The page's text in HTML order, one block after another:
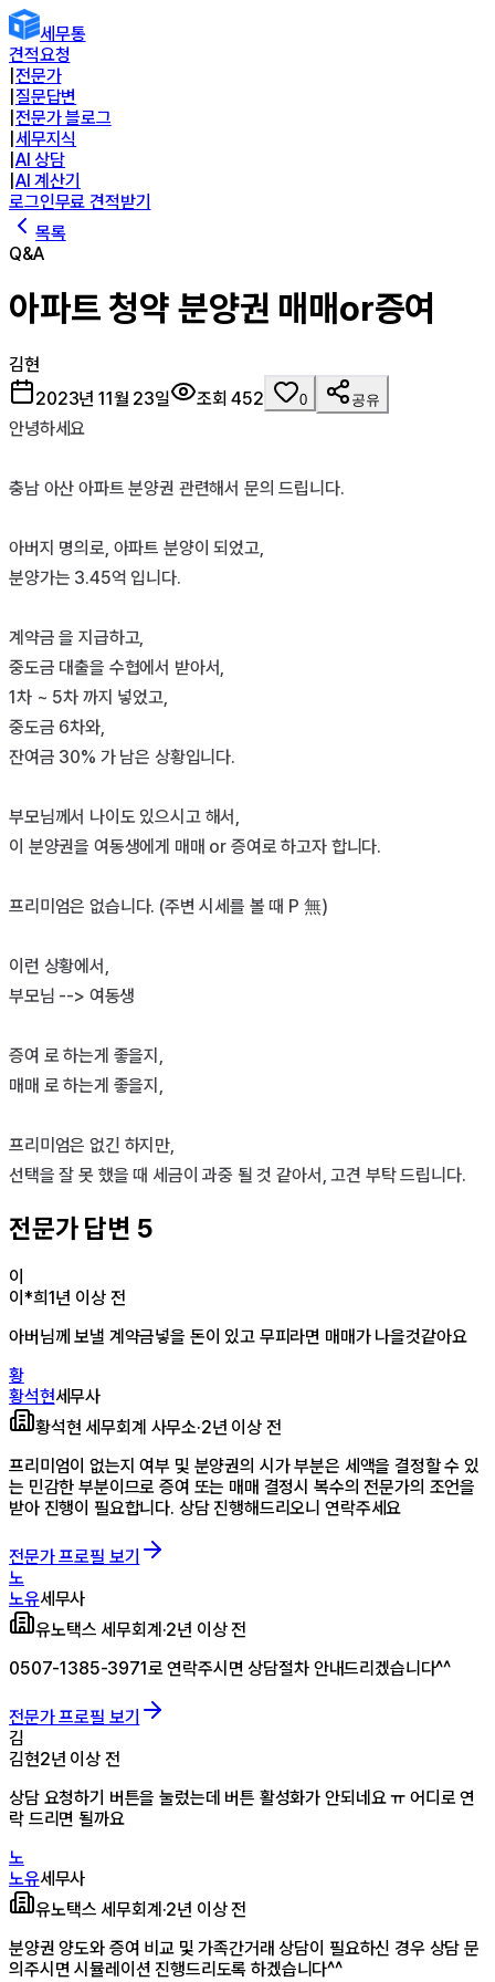
세무통
견적요청
전문가
질문답변
전문가 블로그
세무지식
AI 상담
AI 계산기
로그인무료 견적받기
목록
Q&A
아파트 청약 분양권 매매or증여
김현
2023년 11월 23일
조회452 0 공유
안녕하세요
충남 아산 아파트 분양권 관련해서 문의 드립니다.
아버지 명의로, 아파트 분양이 되었고,
분양가는 3.45억 입니다.
계약금 을 지급하고,
중도금 대출을 수협에서 받아서,
1차 ~ 5차 까지 넣었고,
중도금 6차와,
잔여금 30% 가 남은 상황입니다.
부모님께서 나이도 있으시고 해서,
이 분양권을 여동생에게 매매 or 증여로 하고자 합니다.
프리미엄은 없습니다. (주변 시세를 볼 때 P 無)
이런 상황에서,
부모님 --> 여동생
증여 로 하는게 좋을지,
매매 로 하는게 좋을지,
프리미엄은 없긴 하지만,
선택을 잘 못 했을 때 세금이 과중 될 것 같아서, 고견 부탁 드립니다.
전문가 답변 5
이
이*희 1년 이상 전
아버님께 보낼 계약금넣을 돈이 있고 무피라면 매매가 나을것같아요
황
황석현세무사
황석현 세무회계 사무소·2년 이상 전
프리미엄이 없는지 여부 및 분양권의 시가 부분은 세액을 결정할 수 있
는 민감한 부분이므로 증여 또는 매매 결정시 복수의 전문가의 조언을
받아 진행이 필요합니다. 상담 진행해드리오니 연락주세요
전문가 프로필 보기
노
노유세무사
유노택스 세무회계 ·2년 이상 전
0507-1385-3971로 연락주시면 상담절차 안내드리겠습니다^^
전문가 프로필 보기
김
김현2년 이상 전
상담 요청하기 버튼을 눌렀는데 버튼 활성화가 안되네요 ㅠ 어디로 연
락 드리면 될까요
노
노유세무사
유노택스 세무회계 ·2년 이상 전
분양권 양도와 증여 비교 및 가족간거래 상담이 필요하신 경우 상담 문
의주시면 시뮬레이션 진행드리도록 하겠습니다^^